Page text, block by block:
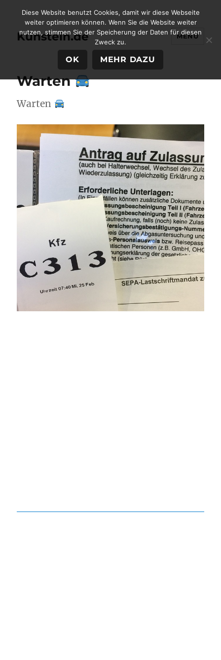
Kunstein.de MENÜ
Warten
Warten
Diese Website benutzt Cookies, damit wir diese Webseite
weiter optimieren können. Wenn Sie die Website weiter
nutzen, stimmen Sie der Speicherung der Daten für diesen
Zweck zu.
OK MEHR DAZU